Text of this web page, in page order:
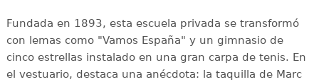
Fundada en 1893, esta escuela privada se transformó
con lemas como "Vamos España" y un gimnasio de
cinco estrellas instalado en una gran carpa de tenis. En
el vestuario, destaca una anécdota: la taquilla de Marc